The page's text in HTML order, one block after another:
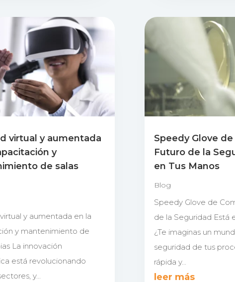
virtual y aumentada
y
de salas
y aumentada en la
y mantenimiento de
La innovación
está revolucionando
y...
Speedy Glove de
Futuro de la
en Tus Manos
Blog
Speedy Glove de
de la Seguridad Está
¿Te imaginas un
seguridad de tus
rápida y...
leer más